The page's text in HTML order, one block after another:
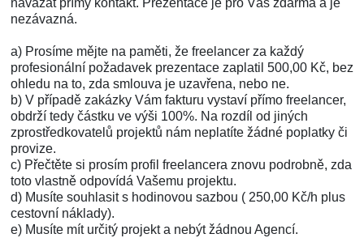
navázat přímý kontakt. Prezentace je pro Vás zdarma a je
nezávazná.
a) Prosíme mějte na paměti, že freelancer za každý
profesionální požadavek prezentace zaplatil 500,00 Kč, bez
ohledu na to, zda smlouva je uzavřena, nebo ne.
b) V případě zakázky Vám fakturu vystaví přímo freelancer,
obdrží tedy částku ve výši 100%. Na rozdíl od jiných
zprostředkovatelů projektů nám neplatíte žádné poplatky či
provize.
c) Přečtěte si prosím profil freelancera znovu podrobně, zda
toto vlastně odpovídá Vašemu projektu.
d) Musíte souhlasit s hodinovou sazbou ( 250,00 Kč/h plus
cestovní náklady).
e) Musíte mít určitý projekt a nebýt žádnou Agencí.